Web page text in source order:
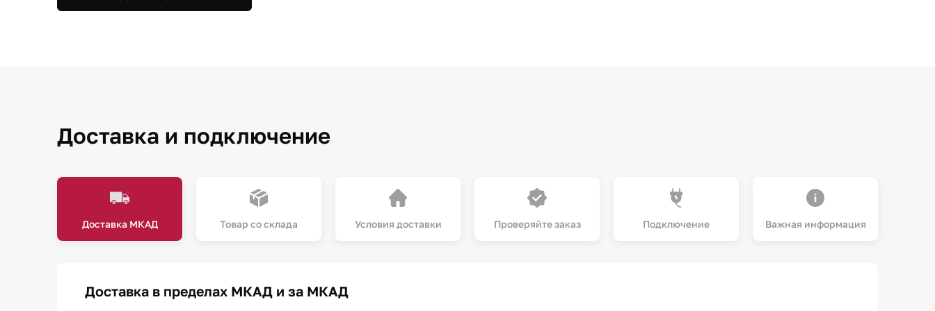
Доставка и подключение
Доставка МКАД Товар со склада Условия доставки Проверяйте заказ Подключение Важная информация
Доставка в пределах МКАД и за МКАД